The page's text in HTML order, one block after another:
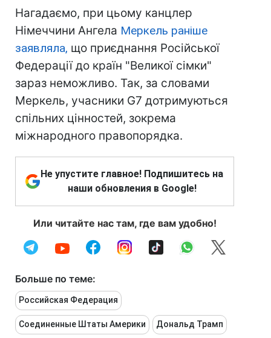
Нагадаємо, при цьому канцлер
Німеччини Ангела Меркель раніше
заявляла, що приєднання Російської
Федерації до країн "Великої сімки"
зараз неможливо. Так, за словами
Меркель, учасники G7 дотримуються
спільних цінностей, зокрема
міжнародного правопорядка.
Не упустите главное! Подпишитесь на
наши обновления в Google!
Или читайте нас там, где вам удобно!
Больше по теме:
Российская Федерация
Соединенные Штаты Америки Дональд Трамп